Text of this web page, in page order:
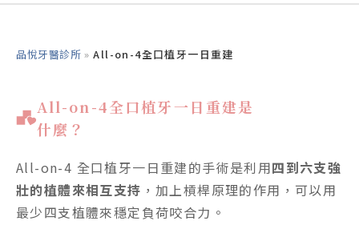
All-on-4全口植牙一日重建流程
品悅牙醫【All-on-4全口植牙一日重建】優勢
常見全口重建術式比較表格
品悅牙醫診所 » All-on-4全口植牙一日重建
All-on-4全口植牙一日重建是
什麼？
All-on-4 全口植牙一日重建的手術是利用四到六支強
壯的植體來相互支持 ，加上槓桿原理的作用，可以用
最少四支植體來穩定負荷咬合力。